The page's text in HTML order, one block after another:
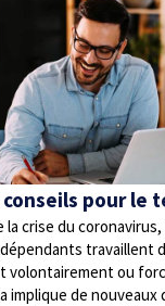
pour le
la crise du
travaillent
volontairement ou
implique de nouveaux